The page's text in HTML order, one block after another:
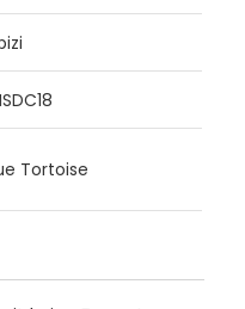
Tortoise